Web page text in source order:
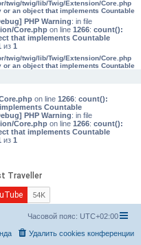
к
twig/twig/lib/Twig/Extension/Core.php
an object that implements Countable
PHP Warning: in file
Core.phpon line 1266: count():
that implements Countable
из 1
twig/twig/lib/Twig/Extension/Core.php
an object that implements Countable
on line 1266: count():
Countable
PHP Warning: in file
Core.phpon line 1266: count():
that implements Countable
из 1
Часовой пояс: UTC+02:00
Удалить cookies конференции